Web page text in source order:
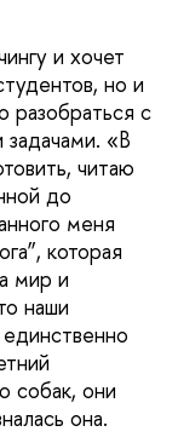
и хочет
но и
разобраться с
«В
читаю
до
меня
которая
мир и
наши
собак, они
она.